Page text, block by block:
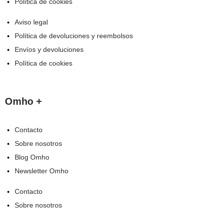
Política de cookies
Aviso legal
Política de devoluciones y reembolsos
Envíos y devoluciones
Política de cookies
Omho +
Contacto
Sobre nosotros
Blog Omho
Newsletter Omho
Contacto
Sobre nosotros